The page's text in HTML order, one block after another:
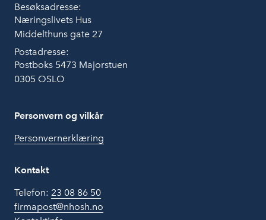
Besøksadresse:
Næringslivets Hus
Middelthuns gate 27
Postadresse:
Postboks 5473 Majorstuen
0305 OSLO
Personvern og vilkår
Personvernerklæring
Kontakt
Telefon: 23 08 86 50
firmapost@nhosh.no